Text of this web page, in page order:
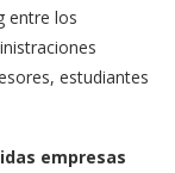
entre los
estudiantes
empresas